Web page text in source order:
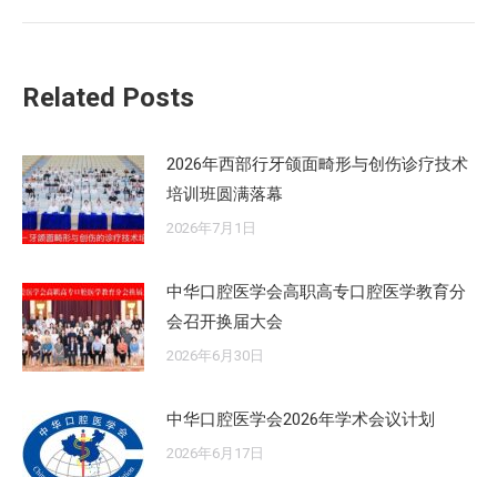
的
Related Posts
2026年西部行牙颌面畸形与创伤诊疗技术
培训班圆满落幕
2026年7月1日
中华口腔医学会高职高专口腔医学教育分
会召开换届大会
2026年6月30日
中华口腔医学会2026年学术会议计划
2026年6月17日